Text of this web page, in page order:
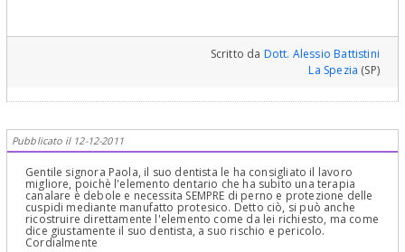
Scritto da Dott. Alessio Battistini
La Spezia (SP)
Pubblicato il 12-12-2011
Gentile signora Paola, il suo dentista le ha consigliato il lavoro
migliore, poichè l'elemento dentario che ha subito una terapia
canalare è debole e necessita SEMPRE di perno e protezione delle
cuspidi mediante manufatto protesico. Detto ciò, si può anche
ricostruire direttamente l'elemento come da lei richiesto, ma come
dice giustamente il suo dentista, a suo rischio e pericolo.
Cordialmente